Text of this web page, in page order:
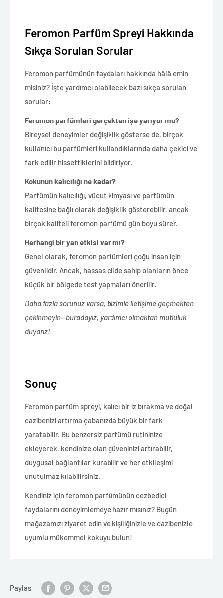
Feromon Parfüm Spreyi Hakkında
Sıkça Sorulan Sorular
Feromon parfümünün faydaları hakkında hâlâ emin
misiniz? İşte yardımcı olabilecek bazı sıkça sorulan
sorular:
Feromon parfümleri gerçekten işe yarıyor mu?
Bireysel deneyimler değişiklik gösterse de, birçok
kullanıcı bu parfümleri kullandıklarında daha çekici ve
fark edilir hissettiklerini bildiriyor.
Kokunun kalıcılığı ne kadar?
Parfümün kalıcılığı, vücut kimyası ve parfümün
kalitesine bağlı olarak değişiklik gösterebilir, ancak
birçok kaliteli feromon parfümü gün boyu sürer.
Herhangi bir yan etkisi var mı?
Genel olarak, feromon parfümleri çoğu insan için
güvenlidir. Ancak, hassas cilde sahip olanların önce
küçük bir bölgede test yapmaları önerilir.
Daha fazla sorunuz varsa, bizimle iletişime geçmekten
çekinmeyin—buradayız, yardımcı olmaktan mutluluk
duyarız!
Sonuç
Feromon parfüm spreyi, kalıcı bir iz bırakma ve doğal
cazibenizi artırma çabanızda büyük bir fark
yaratabilir. Bu benzersiz parfümü rutininize
ekleyerek, kendinize olan güveninizi artırabilir,
duygusal bağlantılar kurabilir ve her etkileşimi
unutulmaz kılabilirsiniz.
Kendiniz için feromon parfümünün cezbedici
faydalarını deneyimlemeye hazır mısınız? Bugün
mağazamızı ziyaret edin ve kişiliğinizle ve cazibenizle
uyumlu mükemmel kokuyu bulun!
Paylaş